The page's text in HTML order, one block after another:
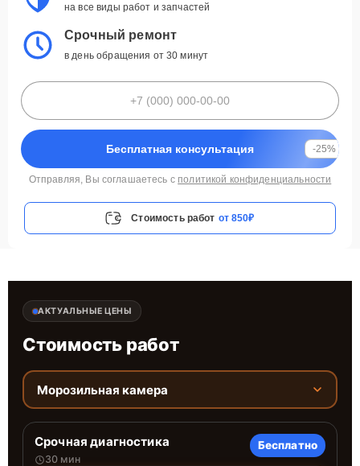
на все виды работ и запчастей
Срочный ремонт
в день обращения от 30 минут
Бесплатная консультация -25%
Отправляя, Вы соглашаетесь с политикой конфиденциальности
Стоимость работ от 850₽
АКТУАЛЬНЫЕ ЦЕНЫ
Стоимость работ
Морозильная камера
Срочная диагностика
30 мин
Бесплатно